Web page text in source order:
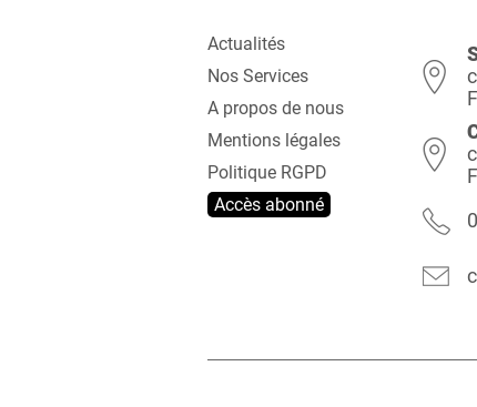
Actualités
Nos Services
A propos de nous
Mentions légales
Politique RGPD
Accès abonné